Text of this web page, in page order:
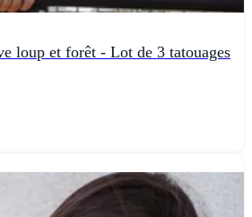
loup et forêt - Lot de 3 tatouages